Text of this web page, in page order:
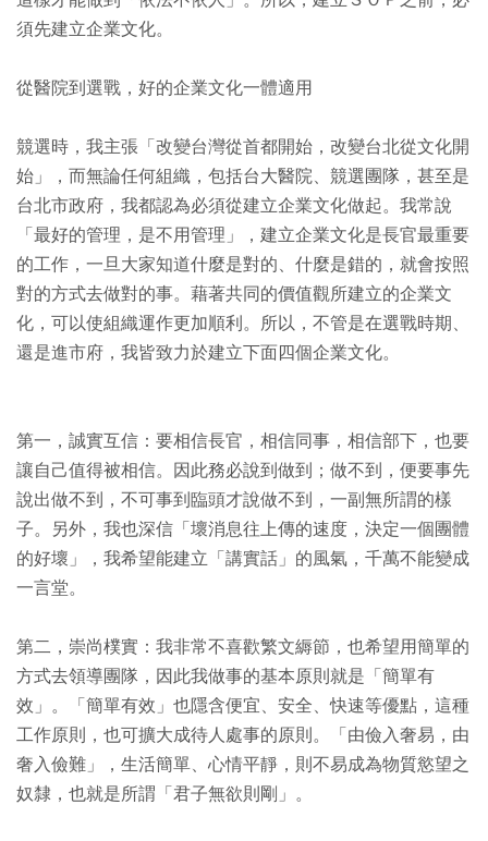
須先建立企業文化。
從醫院到選戰，好的企業文化一體適用
競選時，我主張「改變台灣從首都開始，改變台北從文化開
始」，而無論任何組織，包括台大醫院、競選團隊，甚至是
台北市政府，我都認為必須從建立企業文化做起。我常說
「最好的管理，是不用管理」，建立企業文化是長官最重要
的工作，一旦大家知道什麼是對的、什麼是錯的，就會按照
對的方式去做對的事。藉著共同的價值觀所建立的企業文
化，可以使組織運作更加順利。所以，不管是在選戰時期、
還是進市府，我皆致力於建立下面四個企業文化。
第一，誠實互信：要相信長官，相信同事，相信部下，也要
讓自己值得被相信。因此務必說到做到；做不到，便要事先
說出做不到，不可事到臨頭才說做不到，一副無所謂的樣
子。另外，我也深信「壞消息往上傳的速度，決定一個團體
的好壞」，我希望能建立「講實話」的風氣，千萬不能變成
一言堂。
第二，崇尚樸實：我非常不喜歡繁文縟節，也希望用簡單的
方式去領導團隊，因此我做事的基本原則就是「簡單有
效」。「簡單有效」也隱含便宜、安全、快速等優點，這種
工作原則，也可擴大成待人處事的原則。「由儉入奢易，由
奢入儉難」，生活簡單、心情平靜，則不易成為物質慾望之
奴隸，也就是所謂「君子無欲則剛」。